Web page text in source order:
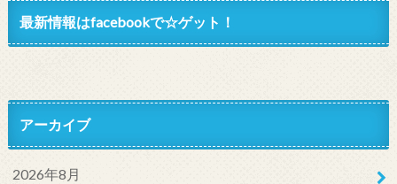
最新情報はfacebookで☆ゲット！
アーカイブ
2026年8月